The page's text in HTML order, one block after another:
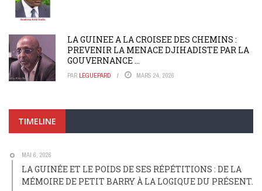
LA GUINEE A LA CROISEE DES CHEMINS :
PREVENIR LA MENACE DJIHADISTE PAR LA
GOUVERNANCE ...
PAR LEGUEPARD MARS 24, 2026
TIMELINE
MAI 6, 2026
LA GUINÉE ET LE POIDS DE SES RÉPÉTITIONS : DE LA
MÉMOIRE DE PETIT BARRY À LA LOGIQUE DU PRÉSENT.